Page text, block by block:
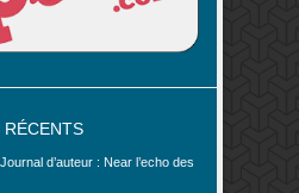
RÉCENTS
Journal d’auteur : Near l’echo des